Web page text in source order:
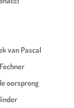
van Pascal
oorsprong